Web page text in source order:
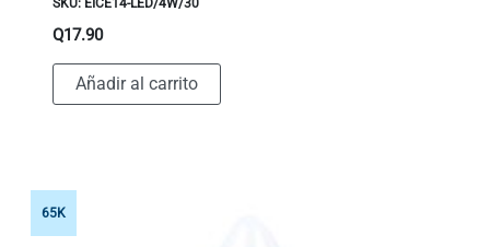
SKU: EICE14-LED/4W/30
Q17.90
Añadir al carrito
65K